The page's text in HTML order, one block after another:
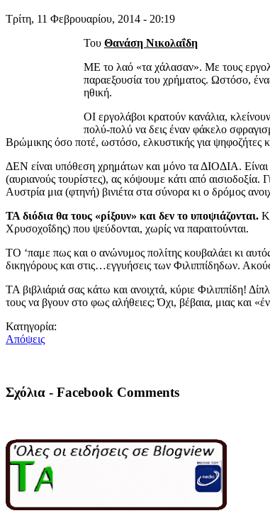
Τρίτη, 11 Φεβρουαρίου, 2014 - 20:19
Του Θανάση Νικολαΐδη
ΜΕ το λαό «τα χάλασαν». Με τους
παραεξουσία του χρήματος. Ωστόσο,
ηθική.
ΟΙ εργολάβοι κρατούν κανάλια,
πολύ-πολύ να δεις έναν φάκελο
Βρώμικης όσο ποτέ, ωστόσο, ελκυστικής για ψηφοζήτες
ΔΕΝ είναι υπόθεση χρημάτων και μόνο τα ΔΙΟΔΙΑ. Είναι
(αυριανούς τουρίστες), ας κόψουμε κάτι από
Αυστρία μια (φτηνή) βινιέτα στα σύνορα κι ο δρόμος
ΤΑ διόδια θα τους «ρίξουν» και δεν το υποψιάζονται.
Χρυσοχοΐδης) που ψεύδονται, χωρίς να παραιτούνται.
ΤΟ ‘παμε πως και ο ανώνυμος πολίτης κουβαλάει κι
δικηγόρους και στις…εγγυήσεις των Φιλιππίδηδων.
ΤΑ βιβλιάριά σας κάτω και ανοιχτά, κύριε Φιλιππίδη!
τους να βγουν στο φως αλήθειες; Όχι, βέβαια, μιας και
Κατηγορία:
Απόψεις
Σχόλια - Facebook Comments